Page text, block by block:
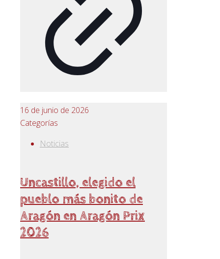
16 de junio de 2026
Categorías
Noticias
Uncastillo, elegido el
pueblo más bonito de
Aragón en Aragón Prix
2026